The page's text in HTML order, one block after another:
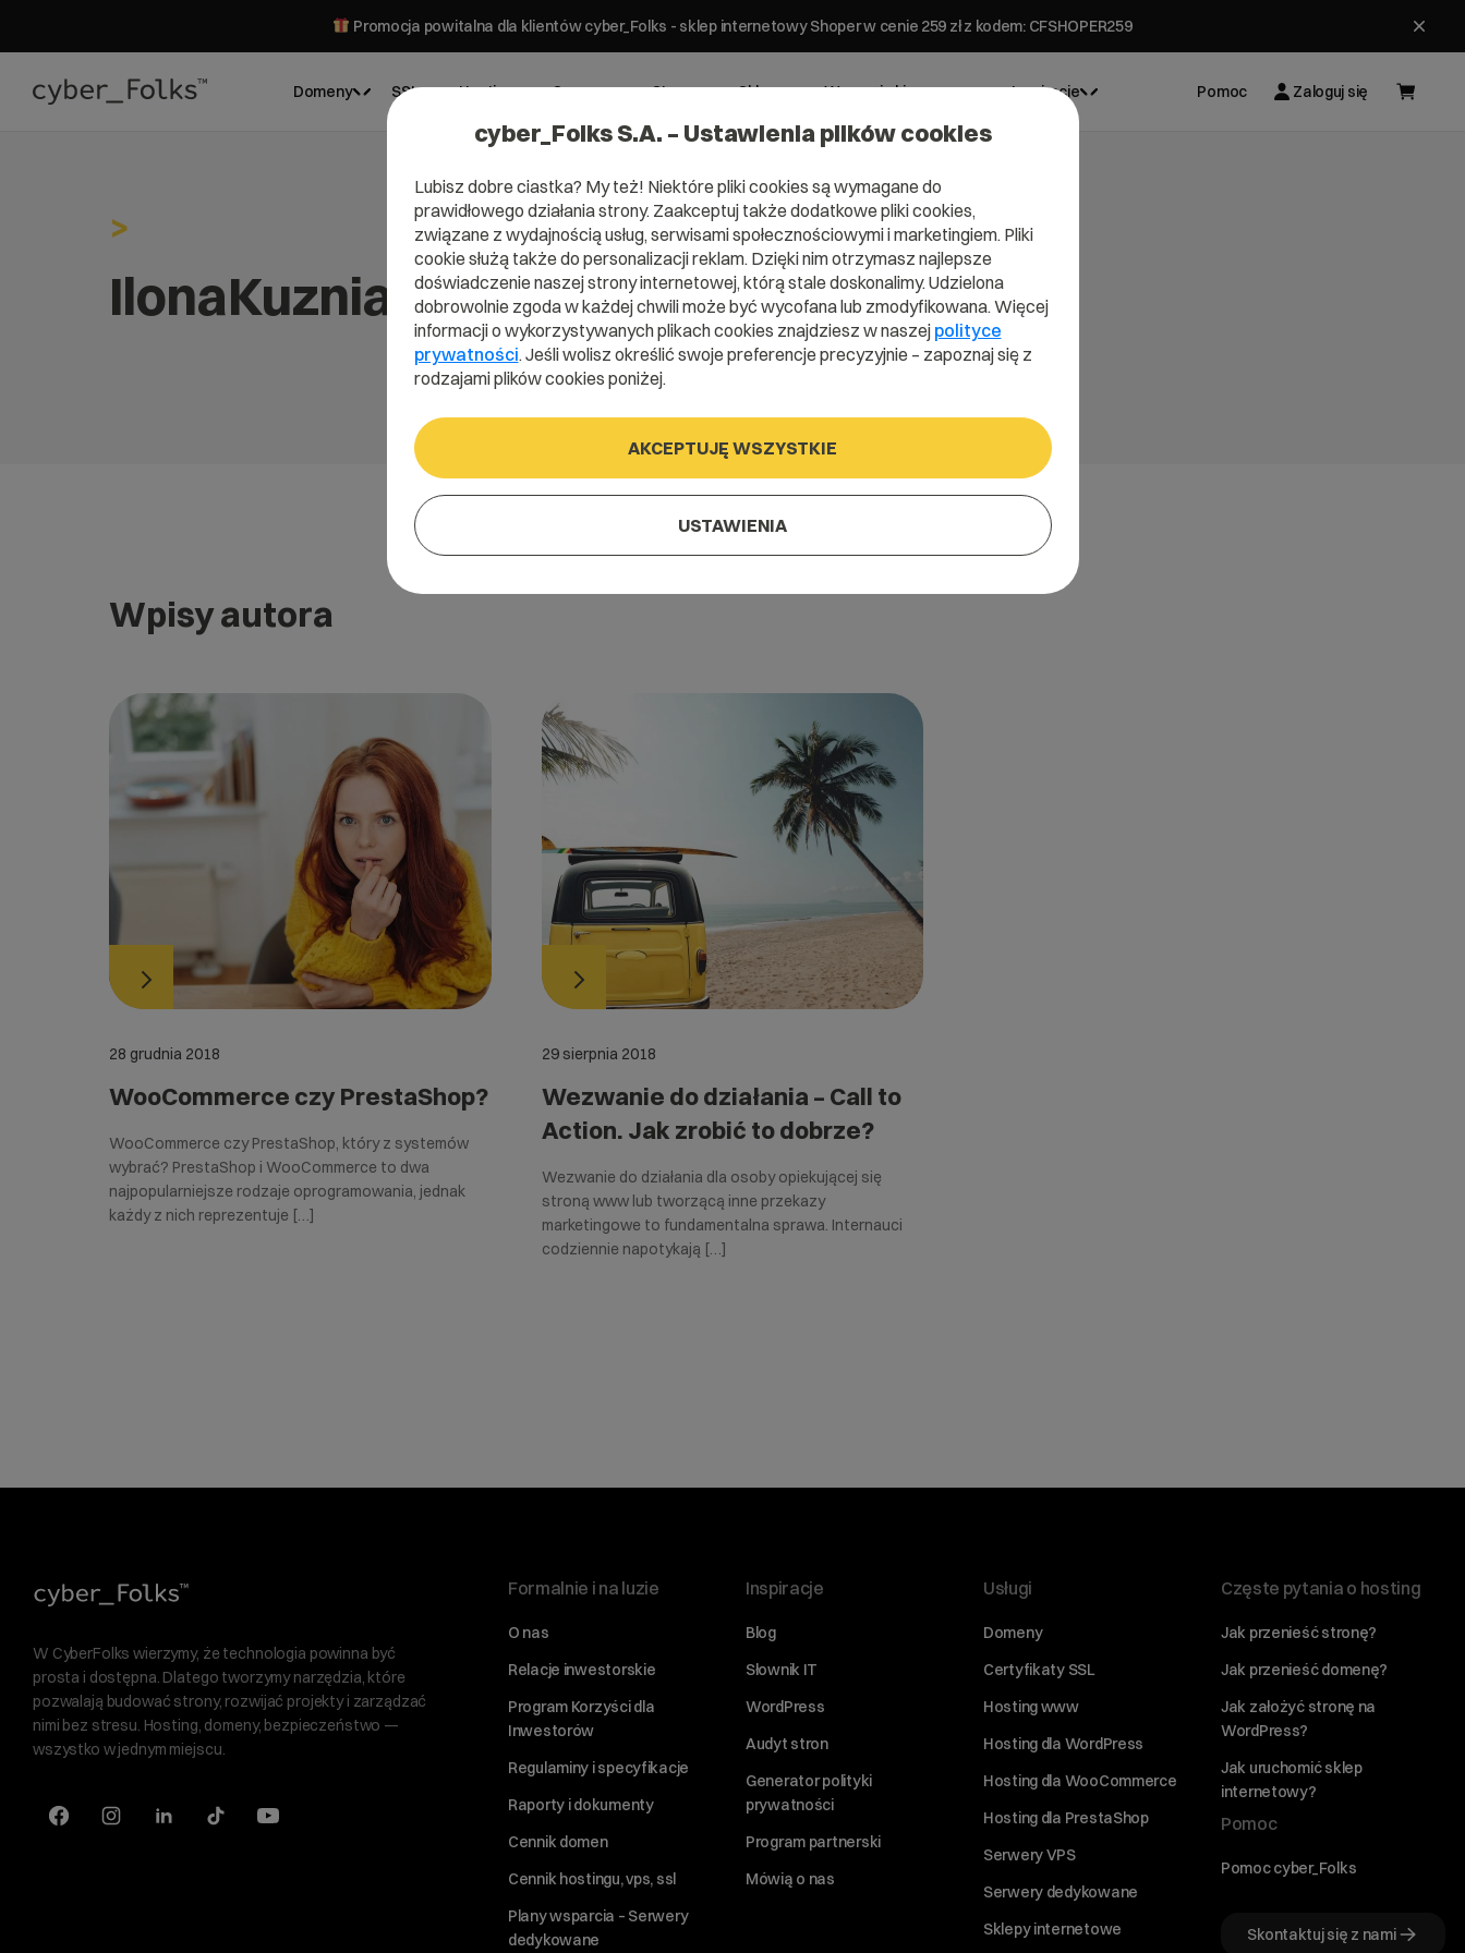
Promocja powitalna dla klientów cyber_Folks - sklep internetowy Shoper w cenie 259 zł z kodem: CFSHOPER259
Domeny SSL Hosting Serwery Strony Sklepy Wsparcie biznesowe Inspiracje Pomoc Zaloguj się
>
IlonaKuzniarz
Wpisy autora
28 grudnia 2018
WooCommerce czy PrestaShop?
WooCommerce czy PrestaShop, który z systemów
wybrać? PrestaShop i WooCommerce to dwa
najpopularniejsze rodzaje oprogramowania, jednak
każdy z nich reprezentuje […]
29 sierpnia 2018
Wezwanie do działania – Call to
Action. Jak zrobić to dobrze?
Wezwanie do działania dla osoby opiekującej się
stroną www lub tworzącą inne przekazy
marketingowe to fundamentalna sprawa. Internauci
codziennie napotykają […]
W CyberFolks wierzymy, że technologia powinna być
prosta i dostępna. Dlatego tworzymy narzędzia, które
pozwalają budować strony, rozwijać projekty i zarządzać
nimi bez stresu. Hosting, domeny, bezpieczeństwo —
wszystko w jednym miejscu.
Formalnie i na luzie
O nas
Relacje inwestorskie
Program Korzyści dla
Inwestorów
Regulaminy i specyfikacje
Raporty i dokumenty
Cennik domen
Cennik hostingu, vps, ssl
Plany wsparcia – Serwery
dedykowane
Inspiracje
Blog
Słownik IT
WordPress
Audyt stron
Generator polityki
prywatności
Program partnerski
Mówią o nas
Usługi
Domeny
Certyfikaty SSL
Hosting www
Hosting dla WordPress
Hosting dla WooCommerce
Hosting dla PrestaShop
Serwery VPS
Serwery dedykowane
Sklepy internetowe
Częste pytania o hosting
Jak przenieść stronę?
Jak przenieść domenę?
Jak założyć stronę na
WordPress?
Jak uruchomić sklep
internetowy?
Pomoc
Pomoc cyber_Folks
Skontaktuj się z nami
cyber_Folks S.A. – Ustawienia plików cookies
Lubisz dobre ciastka? My też! Niektóre pliki cookies są wymagane do
prawidłowego działania strony. Zaakceptuj także dodatkowe pliki cookies,
związane z wydajnością usług, serwisami społecznościowymi i marketingiem. Pliki
cookie służą także do personalizacji reklam. Dzięki nim otrzymasz najlepsze
doświadczenie naszej strony internetowej, którą stale doskonalimy. Udzielona
dobrowolnie zgoda w każdej chwili może być wycofana lub zmodyfikowana. Więcej
informacji o wykorzystywanych plikach cookies znajdziesz w naszej polityce
prywatności. Jeśli wolisz określić swoje preferencje precyzyjnie – zapoznaj się z
rodzajami plików cookies poniżej.
AKCEPTUJĘ WSZYSTKIE
USTAWIENIA